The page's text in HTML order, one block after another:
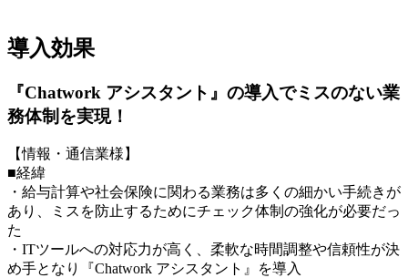
導入効果
『Chatwork アシスタント』の導入でミスのない業
務体制を実現！
【情報・通信業様】
■経緯
・給与計算や社会保険に関わる業務は多くの細かい手続きが
あり、ミスを防止するためにチェック体制の強化が必要だっ
た
・ITツールへの対応力が高く、柔軟な時間調整や信頼性が決
め手となり『Chatwork アシスタント』を導入